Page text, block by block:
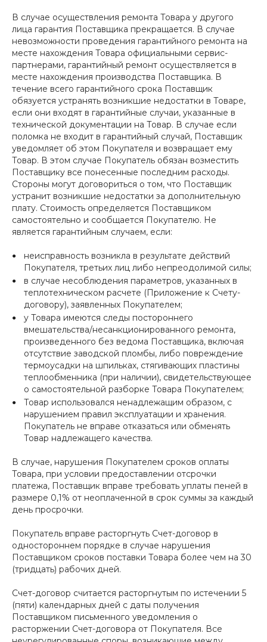
В случае осуществления ремонта Товара у другого
лица гарантия Поставщика прекращается. В случае
невозможности проведения гарантийного ремонта на
месте нахождения Товара официальными сервис-
партнерами, гарантийный ремонт осуществляется в
месте нахождения производства Поставщика. В
течение всего гарантийного срока Поставщик
обязуется устранять возникшие недостатки в Товаре,
если они входят в гарантийные случаи, указанные в
технической документации на Товар. В случае если
поломка не входит в гарантийный случай, Поставщик
уведомляет об этом Покупателя и возвращает ему
Товар. В этом случае Покупатель обязан возместить
Поставщику все понесенные последним расходы.
Стороны могут договориться о том, что Поставщик
устранит возникшие недостатки за дополнительную
плату. Стоимость определяется Поставщиком
самостоятельно и сообщается Покупателю. Не
является гарантийным случаем, если:
неисправность возникла в результате действий
Покупателя, третьих лиц либо непреодолимой силы;
в случае несоблюдения параметров, указанных в
теплотехническом расчете (Приложение к Счету-
договору), заявленных Покупателем;
у Товара имеются следы постороннего
вмешательства/несанкционированного ремонта,
произведенного без ведома Поставщика, включая
отсутствие заводской пломбы, либо повреждение
термоусадки на шпильках, стягивающих пластины
теплообменника (при наличии), свидетельствующее
о самостоятельной разборке Товара Покупателем;
Товар использовался ненадлежащим образом, с
нарушением правил эксплуатации и хранения.
Покупатель не вправе отказаться или обменять
Товар надлежащего качества.
В случае, нарушения Покупателем сроков оплаты
Товара, при условии предоставлении отсрочки
платежа, Поставщик вправе требовать уплаты пеней в
размере 0,1% от неоплаченной в срок суммы за каждый
день просрочки.
Покупатель вправе расторгнуть Счет-договор в
одностороннем порядке в случае нарушения
Поставщиком сроков поставки Товара более чем на 30
(тридцать) рабочих дней.
Счет-договор считается расторгнутым по истечении 5
(пяти) календарных дней с даты получения
Поставщиком письменного уведомления о
расторжении Счет-договора от Покупателя. Все